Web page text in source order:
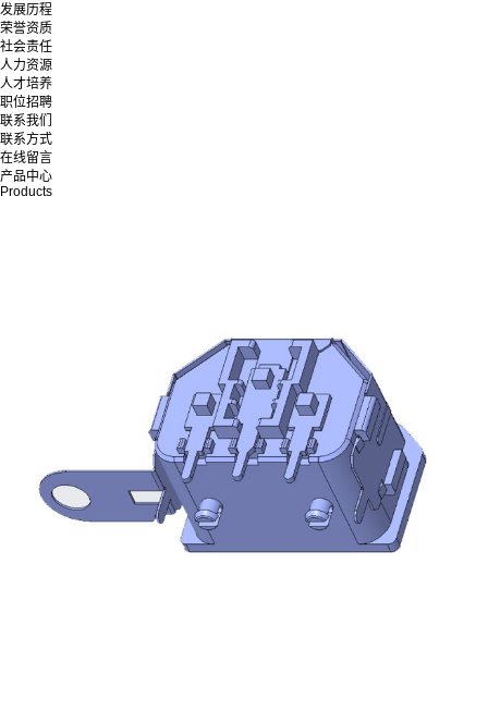
发展历程
荣誉资质
社会责任
人力资源
人才培养
职位招聘
联系我们
联系方式
在线留言
产品中心
Products